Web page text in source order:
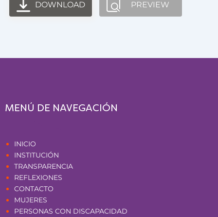
DOWNLOAD PREVIEW
MENÚ DE NAVEGACIÓN
INICIO
INSTITUCIÓN
TRANSPARENCIA
REFLEXIONES
CONTACTO
MUJERES
PERSONAS CON DISCAPACIDAD